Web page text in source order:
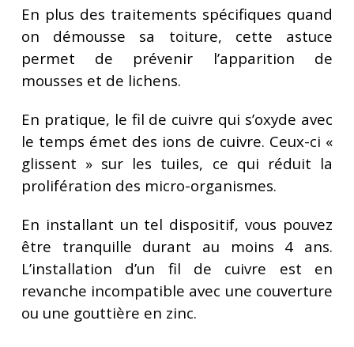
En plus des traitements spécifiques quand
on démousse sa toiture, cette astuce
permet de prévenir l’apparition de
mousses et de lichens.
En pratique, le fil de cuivre qui s’oxyde avec
le temps émet des ions de cuivre. Ceux-ci «
glissent » sur les tuiles, ce qui réduit la
prolifération des micro-organismes.
En installant un tel dispositif, vous pouvez
être tranquille durant au moins 4 ans.
L’installation d’un fil de cuivre est en
revanche incompatible avec une couverture
ou une gouttière en zinc.